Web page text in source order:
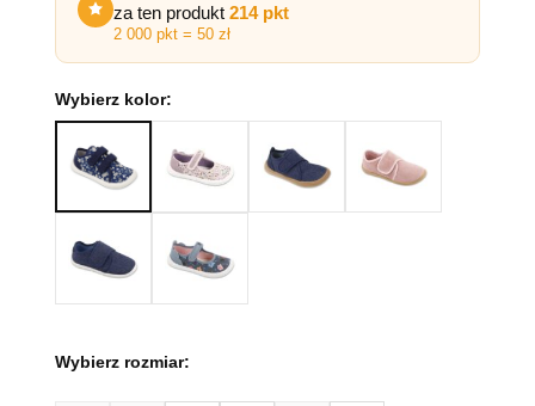
za ten produkt 214 pkt
2 000 pkt = 50 zł
Wybierz kolor:
Wybierz rozmiar: